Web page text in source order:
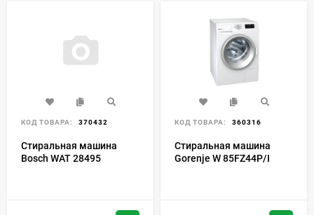
КОД ТОВАРА: 370432
Стиральная машина
Bosch WAT 28495
КОД ТОВАРА: 360316
Стиральная машина
Gorenje W 85FZ44P/I